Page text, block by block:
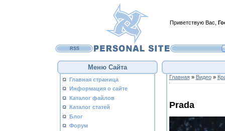
Приветствую Вас
RSS
Меню Сайта
Главная страница
Информация о сайте
Каталог файлов
Каталог статей
Блог
Форум
Главная» Видео»
Prada